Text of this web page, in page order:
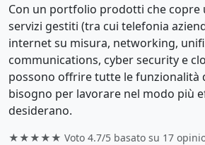
Con un portfolio prodotti che copre
servizi gestiti (tra cui telefonia
internet su misura, networking,
communications, cyber security e
possono offrire tutte le funzionalità
bisogno per lavorare nel modo più
desiderano.
★★★★★ Voto 4.7/5 basato su 17